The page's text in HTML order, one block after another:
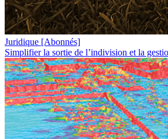
Juridique [Abonnés]
Simplifier la sortie de l’indivision et la